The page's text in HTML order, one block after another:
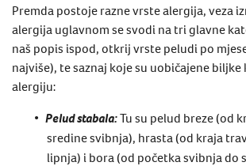
Premda postoje razne vrste alergija, veza
alergija uglavnom se svodi na tri glavne
naš popis ispod, otkrij vrste peludi po
najviše), te saznaj koje su uobičajene biljke
alergiju:
Pelud stabala:Tu su pelud breze (od
sredine svibnja), hrasta (od kraja
lipnja) i bora (od početka svibnja do